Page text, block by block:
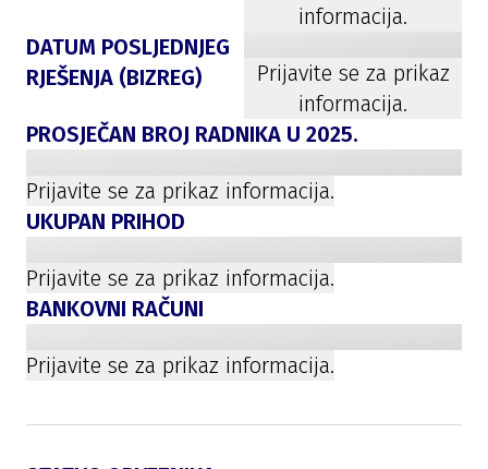
informacija.
DATUM POSLJEDNJEG
RJEŠENJA (BIZREG)
Prijavite se za prikaz
informacija.
PROSJEČAN BROJ RADNIKA U 2025.
Prijavite se za prikaz informacija.
UKUPAN PRIHOD
Prijavite se za prikaz informacija.
BANKOVNI RAČUNI
Prijavite se za prikaz informacija.